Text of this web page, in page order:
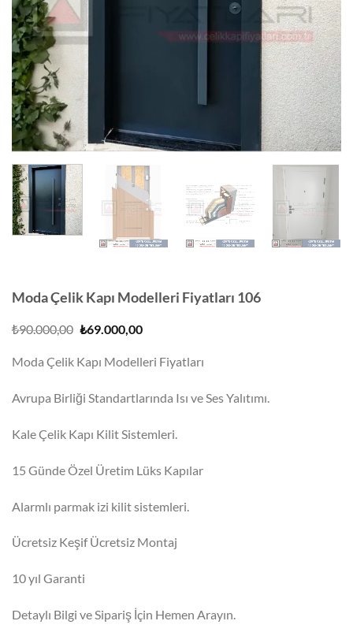
Moda Çelik Kapı Modelleri Fiyatları 106
₺90.000,00 Orijinal
₺69.000,00Şu
₺69.000,00.
Moda Çelik Kapı Modelleri Fiyatları
Avrupa Birliği Standartlarında Isı ve Ses Yalıtımı.
Kale Çelik Kapı Kilit Sistemleri.
15 Günde Özel Üretim Lüks Kapılar
Alarmlı parmak izi kilit sistemleri.
Ücretsiz Keşif Ücretsiz Montaj
10 yıl Garanti
Detaylı Bilgi ve Sipariş İçin Hemen Arayın.